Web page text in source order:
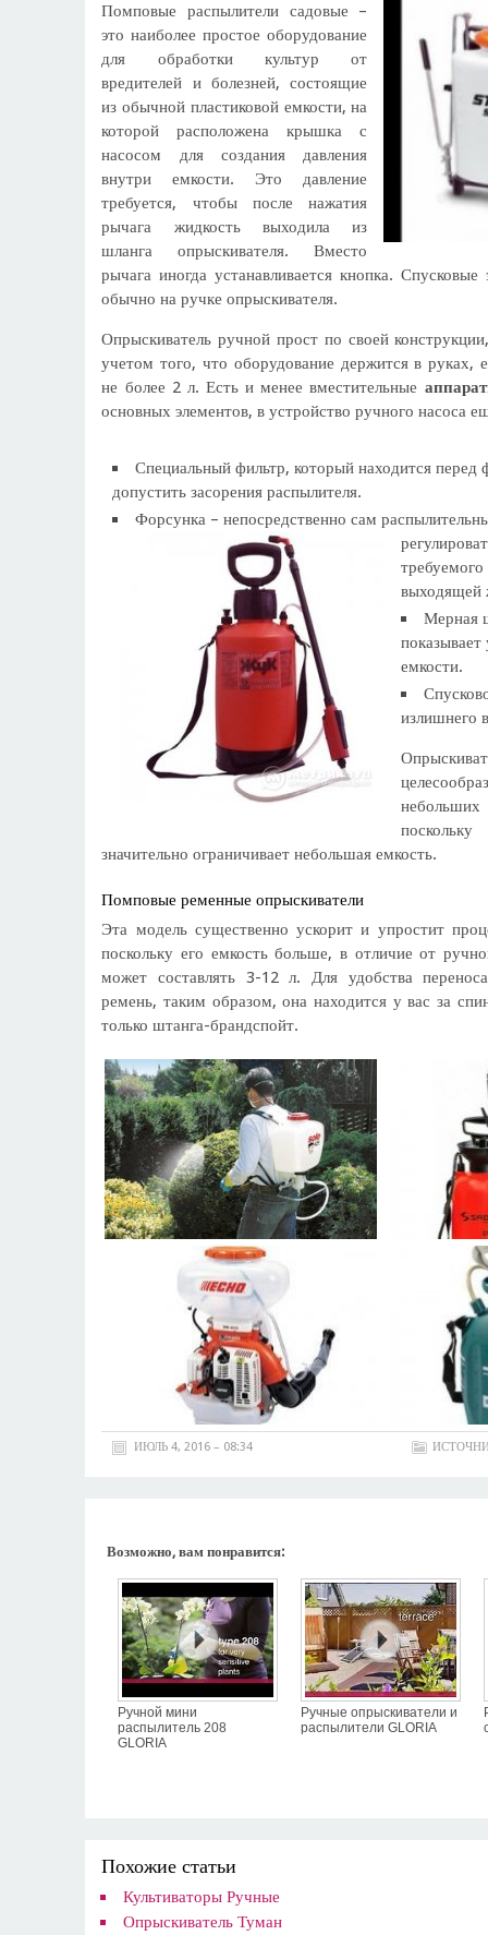
Помповые распылители садовые –
это наиболее простое оборудование
для обработки культур от
вредителей и болезней, состоящие
из обычной пластиковой емкости, на
которой расположена крышка с
насосом для создания давления
внутри емкости. Это давление
требуется, чтобы после нажатия
рычага жидкость выходила из
шланга опрыскивателя. Вместо
рычага иногда устанавливается кнопка.
обычно на ручке опрыскивателя.
Опрыскиватель ручной прост по своей
учетом того, что оборудование держится в руках,
не более 2 л. Есть и менее вместительные
основных элементов, в устройство ручного насоса
Специальный фильтр, который находится перед
допустить засорения распылителя.
Форсунка – непосредственно сам
выходящей
Мерная
емкости.
излишнего
значительно ограничивает небольшая емкость.
Помповые ременные опрыскиватели
Эта модель существенно ускорит и упростит
поскольку его емкость больше, в отличие от
может составлять 3-12 л. Для удобства
ремень, таким образом, она находится у вас за
только штанга-брандспойт.
ИЮЛЬ 4, 2016 – 08:34
Возможно, вам понравится:
Ручной мини
распылитель 208
GLORIA
Ручные опрыскиватели и
распылители GLORIA
Похожие статьи
Культиваторы Ручные
Опрыскиватель Туман